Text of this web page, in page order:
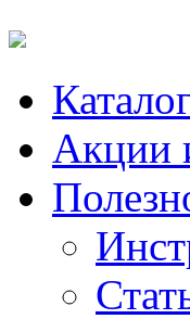
Акции